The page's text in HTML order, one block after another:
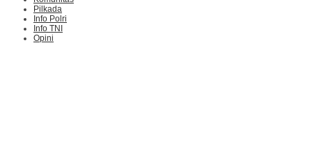
Pilkada
Info Polri
Info TNI
Opini